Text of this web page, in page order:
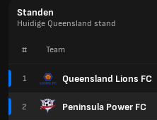
Standen
Huidige Queensland stand
# Team
1 Queensland Lions FC
2 Peninsula Power FC